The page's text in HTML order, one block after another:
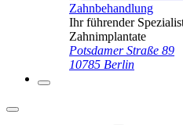
Ihr führender
Zahnimplantate
Potsdamer Straße 89
10785 Berlin